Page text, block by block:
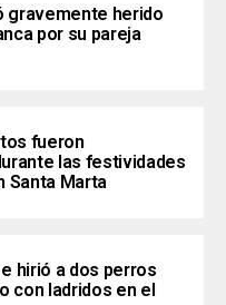
gravemente herido
por su pareja
fueron
las festividades
Santa Marta
hirió a dos perros
con ladridos en el